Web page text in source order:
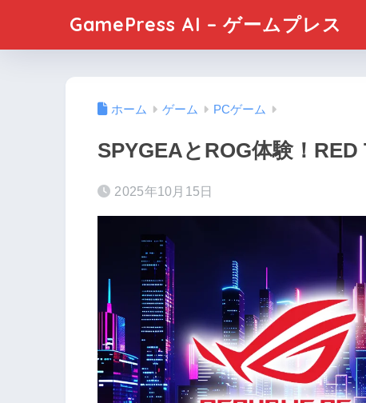
GamePress AI – ゲームプレス
ホーム ゲーム PCゲーム
SPYGEAとROG体験！
2025年10月15日